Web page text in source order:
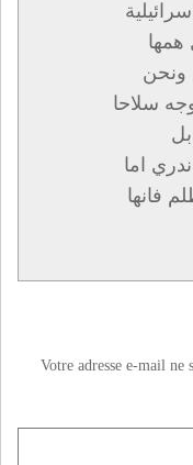
همها
ونحن
سلاحا
اما
فانها
Votre adresse e-mail ne